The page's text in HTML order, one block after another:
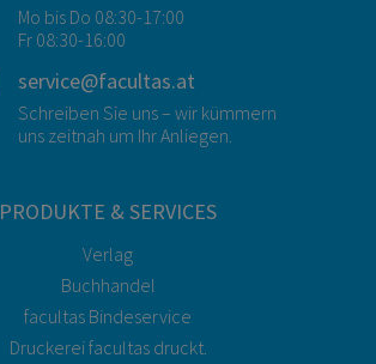
Mo bis Do 08:30-17:00
Fr 08:30-16:00
service@facultas.at
Schreiben Sie uns – wir kümmern
uns zeitnah um Ihr Anliegen.
PRODUKTE & SERVICES
Verlag
Buchhandel
facultas Bindeservice
Druckerei facultas druckt.